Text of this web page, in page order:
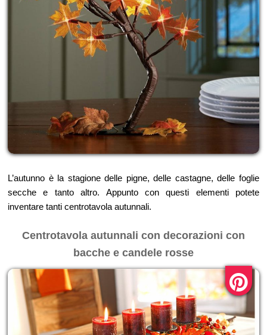
L’autunno è la stagione delle pigne, delle castagne, delle foglie
secche e tanto altro. Appunto con questi elementi potete
inventare tanti centrotavola autunnali.
Centrotavola autunnali con decorazioni con
bacche e candele rosse